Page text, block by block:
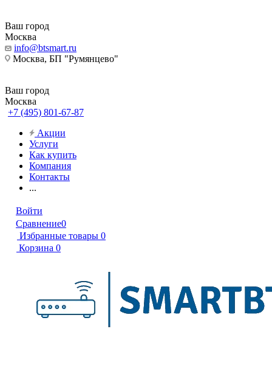
Ваш город
Москва
info@btsmart.ru
Москва, БП "Румянцево"
Ваш город
Москва
+7 (495) 801-67-87
Акции
Услуги
Как купить
Компания
Контакты
...
Войти
Сравнение0
Избранные товары 0
Корзина 0